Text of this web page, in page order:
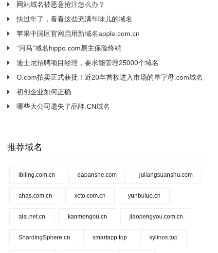
网站域名被恶意抢注怎么办？
快过年了，看看这些充满年味儿的域名
苹果中国区官网启用新域名apple.com.cn
“河马”域名hippo.com易主保险终端
迪士尼招聘项目经理，要求能管理25000个域名
O.com拍卖正式获批！近20年首枚进入市场的单字母.com域名
初创企业如何正确
哪些大公司遗失了品牌.CN域名
推荐域名
ibiling.com.cn dapanshe.com juliangsuanshu.com
ahas.com.cn xcto.com.cn yunbuluo.cn
aisi.net.cn kanmengou.cn jiaopengyou.com.cn
ShardingSphere.cn smartapp.top kylinos.top